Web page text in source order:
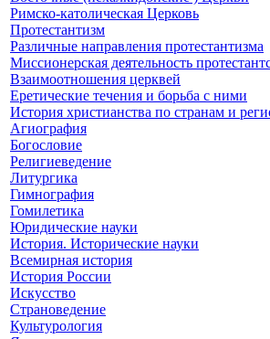
Римско-католическая Церковь
Протестантизм
Различные направления протестантизма
Миссионерская деятельность
Взаимоотношения церквей
Еретические течения и борьба с ними
История христианства по странам и
Агиография
Богословие
Религиеведение
Литургика
Гимнография
Гомилетика
Юридические науки
История. Исторические науки
Всемирная история
История России
Искусство
Страноведение
Культурология